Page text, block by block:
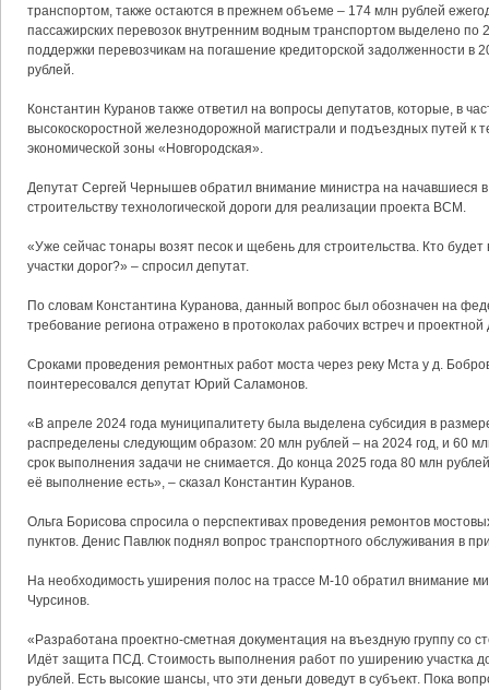
транспортом, также остаются в прежнем объеме – 174 млн рублей
пассажирских перевозок внутренним водным транспортом выделено
поддержки перевозчикам на погашение кредиторской задолженности в
рублей.
Константин Куранов также ответил на вопросы депутатов, которые, в
высокоскоростной железнодорожной магистрали и подъездных путей к
экономической зоны «Новгородская».
Депутат Сергей Чернышев обратил внимание министра на начавшиеся
строительству технологической дороги для реализации проекта ВСМ.
«Уже сейчас тонары возят песок и щебень для строительства. Кто
участки дорог?» – спросил депутат.
По словам Константина Куранова, данный вопрос был обозначен на
требование региона отражено в протоколах рабочих встреч и проектной
Сроками проведения ремонтных работ моста через реку Мста у д.
поинтересовался депутат Юрий Саламонов.
«В апреле 2024 года муниципалитету была выделена субсидия в
распределены следующим образом: 20 млн рублей – на 2024 год, и 60
срок выполнения задачи не снимается. До конца 2025 года 80 млн
её выполнение есть», – сказал Константин Куранов.
Ольга Борисова спросила о перспективах проведения ремонтов
пунктов. Денис Павлюк поднял вопрос транспортного обслуживания в
На необходимость уширения полос на трассе М-10 обратил внимание
Чурсинов.
«Разработана проектно-сметная документация на въездную группу со
Идёт защита ПСД. Стоимость выполнения работ по уширению участка
рублей. Есть высокие шансы, что эти деньги доведут в субъект. Пока